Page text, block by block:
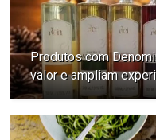
Produtos com
valor e ampliam